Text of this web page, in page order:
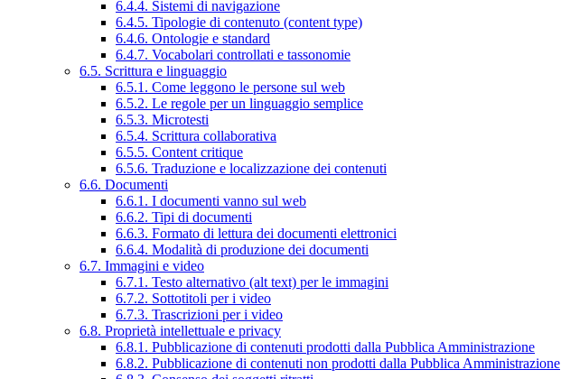
6.4.4. Sistemi di navigazione
6.4.5. Tipologie di contenuto (content type)
6.4.6. Ontologie e standard
6.4.7. Vocabolari controllati e tassonomie
6.5. Scrittura e linguaggio
6.5.1. Come leggono le persone sul web
6.5.2. Le regole per un linguaggio semplice
6.5.3. Microtesti
6.5.4. Scrittura collaborativa
6.5.5. Content critique
6.5.6. Traduzione e localizzazione dei contenuti
6.6. Documenti
6.6.1. I documenti vanno sul web
6.6.2. Tipi di documenti
6.6.3. Formato di lettura dei documenti elettronici
6.6.4. Modalità di produzione dei documenti
6.7. Immagini e video
6.7.1. Testo alternativo (alt text) per le immagini
6.7.2. Sottotitoli per i video
6.7.3. Trascrizioni per i video
6.8. Proprietà intellettuale e privacy
6.8.1. Pubblicazione di contenuti prodotti dalla Pubblica Amministrazione
6.8.2. Pubblicazione di contenuti non prodotti dalla Pubblica Amministrazione